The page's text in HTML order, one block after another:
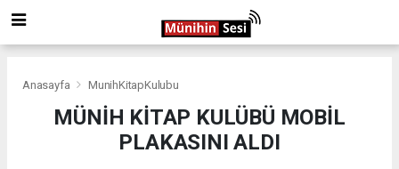
Anasayfa MunihKitapKulubu
MÜNİH KİTAP KULÜBÜ MOBİL
PLAKASINI ALDI